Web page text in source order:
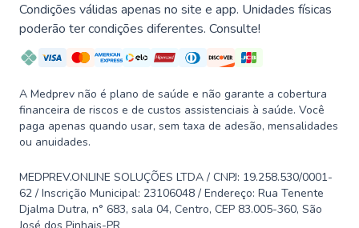
Condições válidas apenas no site e app. Unidades físicas
poderão ter condições diferentes. Consulte!
A Medprev não é plano de saúde e não garante a cobertura
financeira de riscos e de custos assistenciais à saúde. Você
paga apenas quando usar, sem taxa de adesão, mensalidades
ou anuidades.
MEDPREV.ONLINE SOLUÇÕES LTDA / CNPJ: 19.258.530/0001-
62 / Inscrição Municipal: 23106048 / Endereço: Rua Tenente
Djalma Dutra, n° 683, sala 04, Centro, CEP 83.005-360, São